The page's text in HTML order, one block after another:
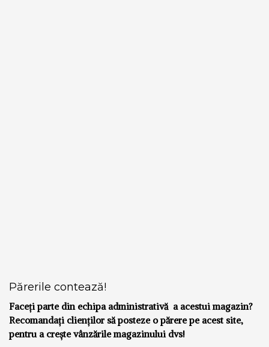
Părerile contează!
Faceți parte din echipa administrativă a acestui magazin?
Recomandați clienților să posteze o părere pe acest site,
pentru a crește vânzările magazinului dvs!